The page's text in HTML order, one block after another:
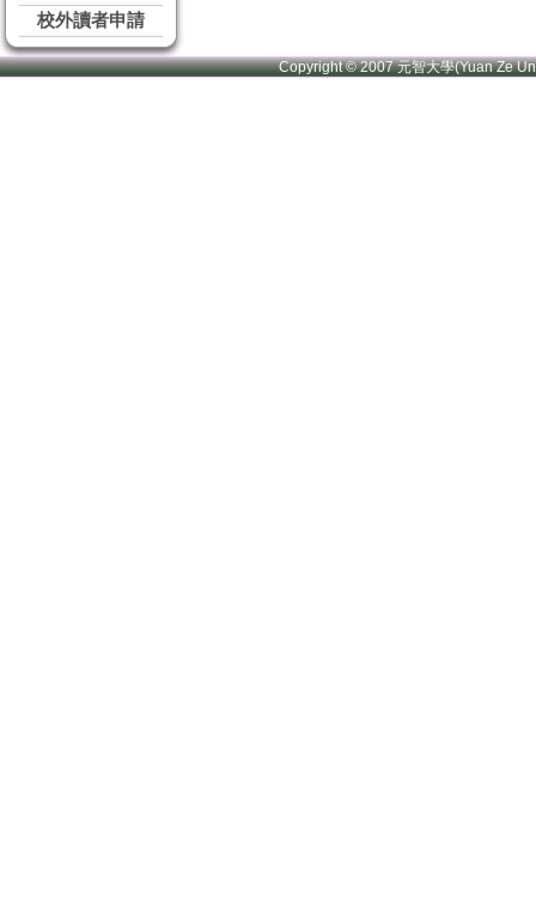
校外讀者申請
Copyright © 2007 元智大學(Yuan Ze